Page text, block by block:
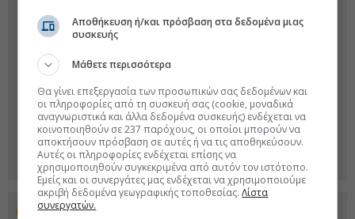
Προσθέστε το euro2day.gr στο Discover
Αποθήκευση ή/και πρόσβαση στα δεδομένα μιας
συσκευής
Μάθετε περισσότερα
Θα γίνει επεξεργασία των προσωπικών σας δεδομένων και
οι πληροφορίες από τη συσκευή σας (cookie, μοναδικά
αναγνωριστικά και άλλα δεδομένα συσκευής) ενδέχεται να
κοινοποιηθούν σε 237 παρόχους, οι οποίοι μπορούν να
αποκτήσουν πρόσβαση σε αυτές ή να τις αποθηκεύσουν.
Αυτές οι πληροφορίες ενδέχεται επίσης να
χρησιμοποιηθούν συγκεκριμένα από αυτόν τον ιστότοπο.
Εμείς και οι συνεργάτες μας ενδέχεται να χρησιμοποιούμε
ακριβή δεδομένα γεωγραφικής τοποθεσίας.Λίστα
συνεργατών.